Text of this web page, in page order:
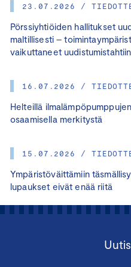
23.07.2026 /
Pörssiyhtiöiden hallitukset
maltillisesti –
vaikuttaneet uudistumistahtiin
16.07.2026 /
Helteillä
osaamisella merkitystä
15.07.2026 /
Ympäristöväittämiin
lupaukset eivät enää riitä